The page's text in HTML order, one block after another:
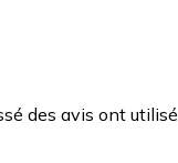
des avis ont